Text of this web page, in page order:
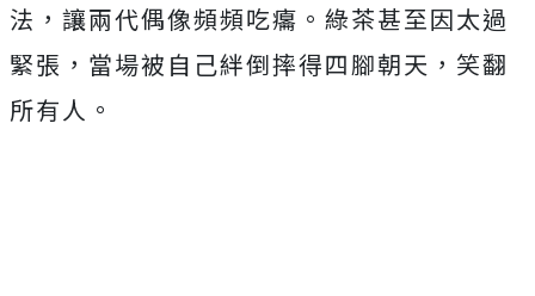
法， 讓兩代偶像頻頻吃癟。綠茶甚至因太過
緊張， 當場被自己絆倒摔得四腳朝天，笑翻
所有人。